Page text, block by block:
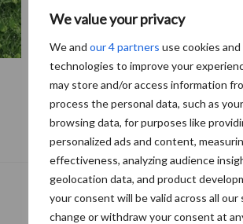
We value your privacy
We and our 4 partners use cookies
technologies to improve your
may store and/or access information
process the personal data, such as
browsing data, for purposes like
personalized ads and content,
effectiveness, analyzing audience
geolocation data, and product
your consent will be valid across all our
change or withdraw your consent at
Van onze partner Corteva
Inkuilen van eerste
flinke uitdaging